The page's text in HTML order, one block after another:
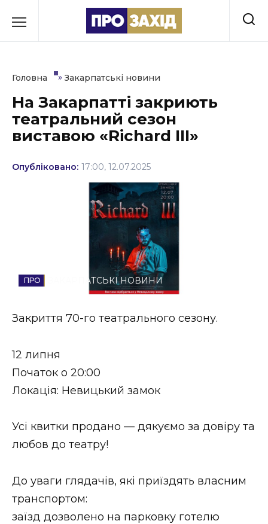
до
Культура
Освіта
Події
Стиль життя
ЗАКАРПАТСЬКІ НОВИНИ
НОВИНИ ЗАХІДНОЇ УКРАЇНИ
ФОТО
Головна » Закарпатські новини
На Закарпатті закриють
театральний сезон
виставою «Richard ІІІ»
Опубліковано: 17:00, 12.07.2025
ЗАКАРПАТСЬКІ НОВИНИ
Закриття 70-го театрального сезону.
12 липня
Початок о 20:00
Локація: Невицький замок
Усі квитки продано — дякуємо за довіру та
любов до театру!
До уваги глядачів, які приїздять власним
транспортом:
заїзд дозволено на парковку готелю